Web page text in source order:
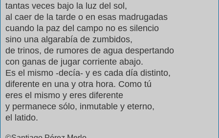
tantas veces bajo la luz del sol,
al caer de la tarde o en esas madrugadas
cuando la paz del campo no es silencio
sino una algarabía de zumbidos,
de trinos, de rumores de agua despertando
con ganas de jugar corriente abajo.
Es el mismo -decía- y es cada día distinto,
diferente en una y otra hora. Como tú
eres el mismo y eres diferente
y permanece sólo, inmutable y eterno,
el latido.